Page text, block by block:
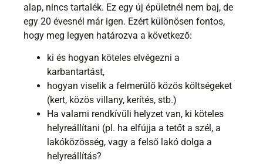
alap, nincs tartalék. Ez egy új épületnél nem baj, de
egy 20 évesnél már igen. Ezért különösen fontos,
hogy meg legyen határozva a következő:
ki és hogyan köteles elvégezni a
karbantartást,
hogyan viselik a felmerülő közös költségeket
(kert, közös villany, kerítés, stb.)
Ha valami rendkívüli helyzet van, ki köteles
helyreállítani (pl. ha elfújja a tetőt a szél, a
lakóközösség, vagy a felső lakó dolga a
helyreállítás?